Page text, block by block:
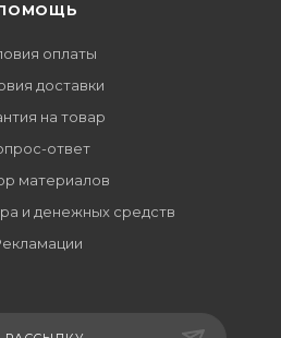
оплаты
доставки
на товар
ответ
материалов
и денежных средств